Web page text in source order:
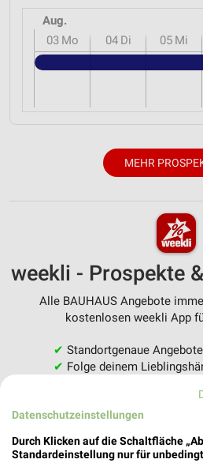
Aug.
03 Mo 04 Di 05 Mi
MEHR
weekli - Prospekte
Alle BAUHAUS Angebote
kostenlosen weekli App
✔ Standortgenaue Angebote
✔ Folge deinem
Einkaufsliste - Einkauf
JETZT LADEN UND
Datenschutzeinstellungen
Durch Klicken auf die Schaltfläche
Standardeinstellung nur für